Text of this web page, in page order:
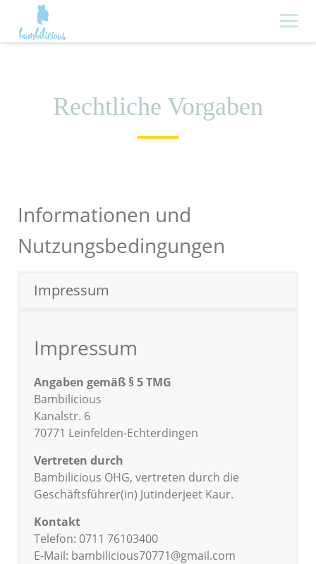
content
Rechtliche Vorgaben
Informationen und
Nutzungsbedingungen
Impressum
Impressum
Angaben gemäß § 5 TMG
Bambilicious
Kanalstr. 6
70771 Leinfelden-Echterdingen
Vertreten durch
Bambilicious OHG, vertreten durch die
Geschäftsführer(in) Jutinderjeet Kaur.
Kontakt
Telefon: 0711 76103400
E-Mail: bambilicious70771@gmail.com